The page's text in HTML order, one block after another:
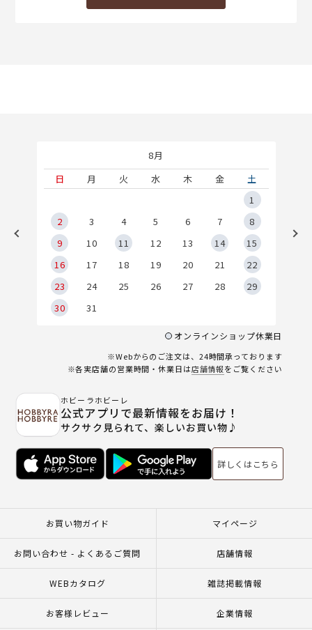
8月
日
月 火 水 木 金
土
1
2
3 4 5 6 7
8
9
10 11 12 13 14
15
16
17 18 19 20 21
22
23
24 25 26 27 28
29
30
31
オンラインショップ休業日
※Webからのご注文は、24時間承っております
※各実店舗の営業時間・休業日は店舗情報をご覧ください
ホビーラホビーレ
公式アプリで最新情報をお届け！
サクサク見られて、楽しいお買い物♪
詳しくはこちら
お買い物ガイド マイページ
お問い合わせ - よくあるご質問 店舗情報
WEBカタログ 雑誌掲載情報
お客様レビュー 企業情報